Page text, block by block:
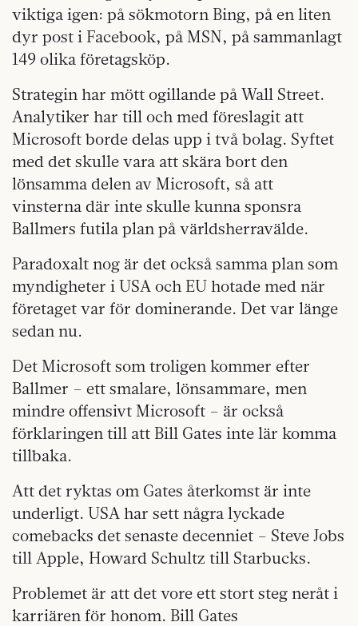
viktiga igen: på sökmotorn Bing, på en liten
dyr post i Facebook, på MSN, på sammanlagt
149 olika företagsköp.
Strategin har mött ogillande på Wall Street.
Analytiker har till och med föreslagit att
Microsoft borde delas upp i två bolag. Syftet
med det skulle vara att skära bort den
lönsamma delen av Microsoft, så att
vinsterna där inte skulle kunna sponsra
Ballmers futila plan på världsherravälde.
Paradoxalt nog är det också samma plan som
myndigheter i USA och EU hotade med när
företaget var för dominerande. Det var länge
sedan nu.
Det Microsoft som troligen kommer efter
Ballmer – ett smalare, lönsammare, men
mindre offensivt Microsoft – är också
förklaringen till att Bill Gates inte lär komma
tillbaka.
Att det ryktas om Gates återkomst är inte
underligt. USA har sett några lyckade
comebacks det senaste decenniet – Steve Jobs
till Apple, Howard Schultz till Starbucks.
Problemet är att det vore ett stort steg neråt i
karriären för honom. Bill Gates